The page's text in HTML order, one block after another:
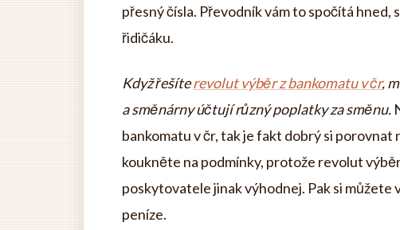
přesný čísla. Převodník vám to spočítá
řidičáku.
Když řešíterevolut výběr z bankomatu v čr,
a směnárny účtují různý poplatky za směnu.
bankomatu v čr, tak je fakt dobrý si
koukněte na podmínky, protože revolut
poskytovatele jinak výhodnej. Pak si
peníze.